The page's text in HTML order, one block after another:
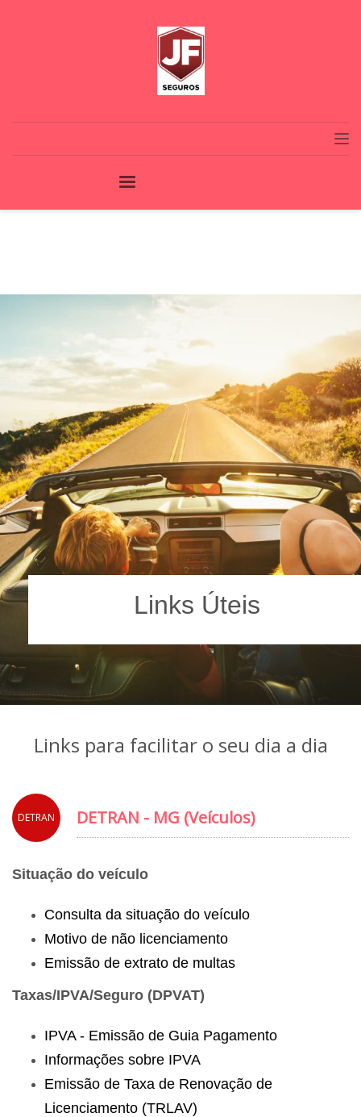
Links Úteis
Links para facilitar o seu dia a dia
DETRAN DETRAN - MG (Veículos)
Situação do veículo
Consulta da situação do veículo
Motivo de não licenciamento
Emissão de extrato de multas
Taxas/IPVA/Seguro (DPVAT)
IPVA - Emissão de Guia Pagamento
Informações sobre IPVA
Emissão de Taxa de Renovação de
Licenciamento (TRLAV)